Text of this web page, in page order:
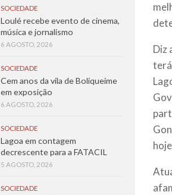
Diz
SOCIEDADE
Loulé recebe evento de cinema,
música e jornalismo
6 AGOSTO, 2026
SOCIEDADE
Cem anos da vila de Boliqueime
em exposição
6 AGOSTO, 2026
SOCIEDADE
Lagoa em contagem
decrescente para a FATACIL
5 AGOSTO, 2026
SOCIEDADE